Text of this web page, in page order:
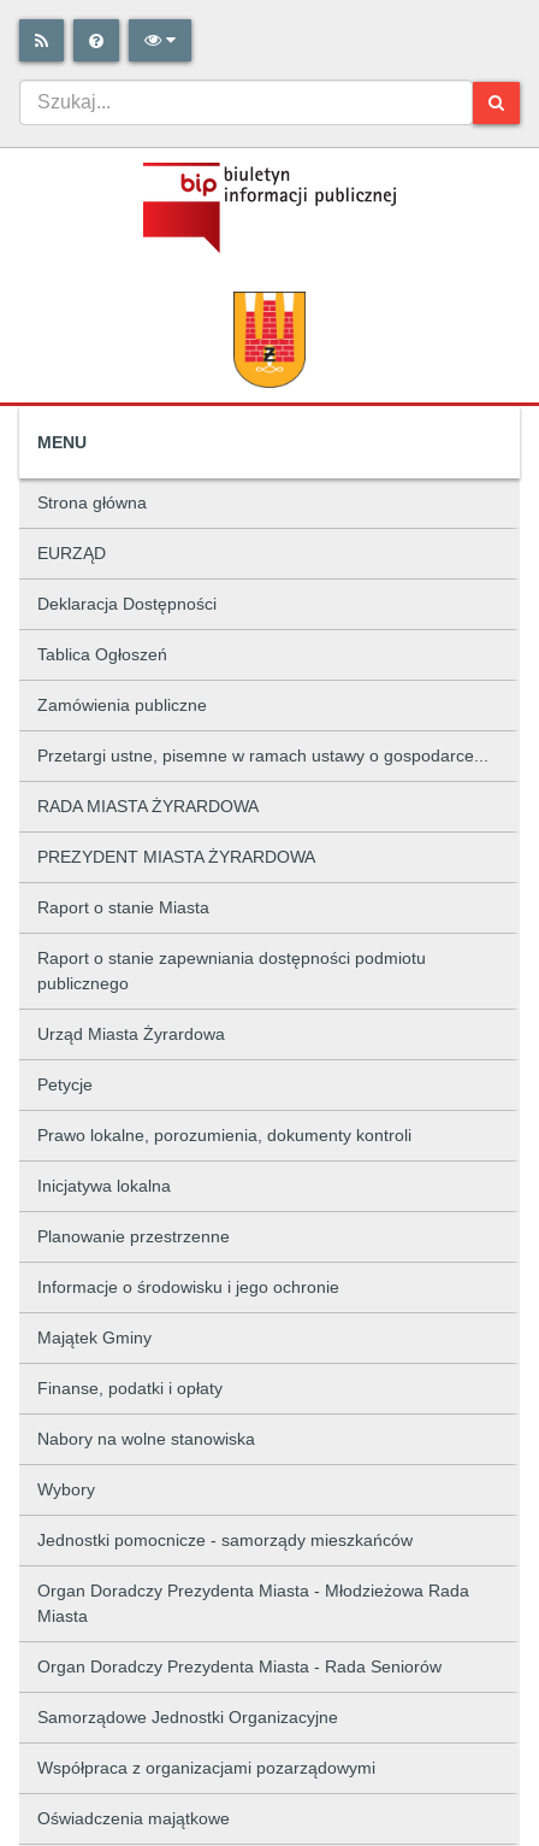
MENU
Strona główna
EURZĄD
Deklaracja Dostępności
Tablica Ogłoszeń
Zamówienia publiczne
Przetargi ustne, pisemne w ramach ustawy o gospodarce...
RADA MIASTA ŻYRARDOWA
PREZYDENT MIASTA ŻYRARDOWA
Raport o stanie Miasta
Raport o stanie zapewniania dostępności podmiotu
publicznego
Urząd Miasta Żyrardowa
Petycje
Prawo lokalne, porozumienia, dokumenty kontroli
Inicjatywa lokalna
Planowanie przestrzenne
Informacje o środowisku i jego ochronie
Majątek Gminy
Finanse, podatki i opłaty
Nabory na wolne stanowiska
Wybory
Jednostki pomocnicze - samorządy mieszkańców
Organ Doradczy Prezydenta Miasta - Młodzieżowa Rada
Miasta
Organ Doradczy Prezydenta Miasta - Rada Seniorów
Samorządowe Jednostki Organizacyjne
Współpraca z organizacjami pozarządowymi
Oświadczenia majątkowe